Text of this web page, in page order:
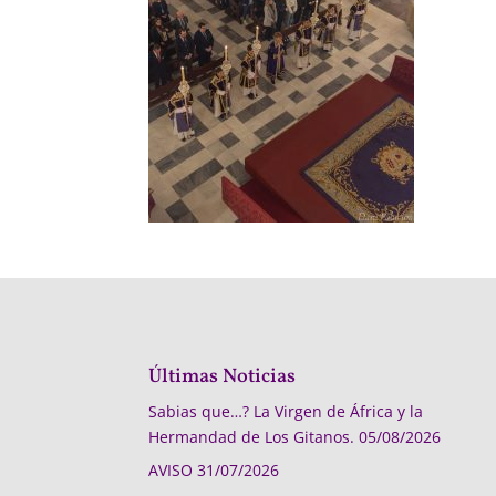
Últimas Noticias
Sabias que…? La Virgen de África y la
Hermandad de Los Gitanos. 05/08/2026
AVISO 31/07/2026